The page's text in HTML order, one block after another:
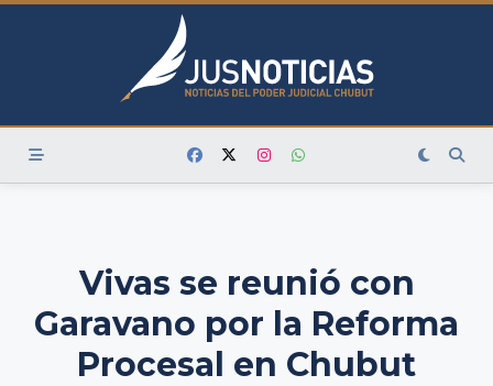
Skip
Vivas se reunió con
Garavano por la Reforma
Procesal en Chubut